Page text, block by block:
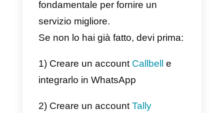
Zapierè una piattaforma di
automazione delle attività online
che consente agli utenti di
connettere diverse applicazioni e
servizi Web per automatizzare i
flussi di lavoro e aumentare